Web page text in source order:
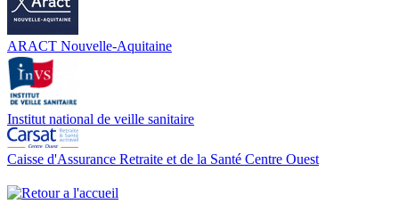
ARACT Nouvelle-Aquitaine
Institut national de veille sanitaire
Caisse d'Assurance Retraite et de la Santé Centre Ouest